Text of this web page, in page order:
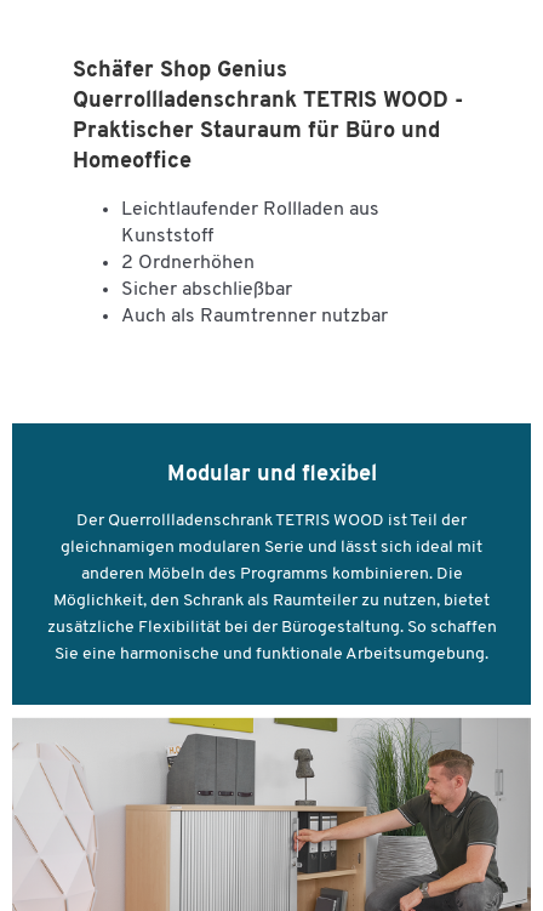
Bestandteil des umfangreichen Holzschranksystems TETRIS
WOOD
Preise inkl. Lieferung, Montage und Entsorgung der
Verpackung
Maße: B 1000/1200/1600 x T 421 x H 800 mm (2 OH)
5 Jahre Garantie
Schäfer Shop Genius
Querrollladenschrank TETRIS WOOD -
Praktischer Stauraum für Büro und
Homeoffice
Leichtlaufender Rollladen aus
Kunststoff
2 Ordnerhöhen
Sicher abschließbar
Auch als Raumtrenner nutzbar
Modular und flexibel
Der Querrollladenschrank TETRIS WOOD ist Teil der
gleichnamigen modularen Serie und lässt sich ideal mit
anderen Möbeln des Programms kombinieren. Die
Möglichkeit, den Schrank als Raumteiler zu nutzen, bietet
zusätzliche Flexibilität bei der Bürogestaltung. So schaffen
Sie eine harmonische und funktionale Arbeitsumgebung.